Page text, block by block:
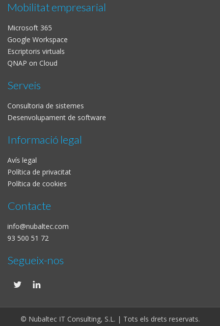
Mobilitat empresarial
Microsoft 365
Google Workspace
Escriptoris virtuals
QNAP on Cloud
Serveis
Consultoria de sistemes
Desenvolupament de software
Informació legal
Avís legal
Política de privacitat
Política de cookies
Contacte
info@nubaltec.com
93 500 51 72
Segueix-nos
© Nubaltec IT Consulting, S.L. | Tots els drets reservats.